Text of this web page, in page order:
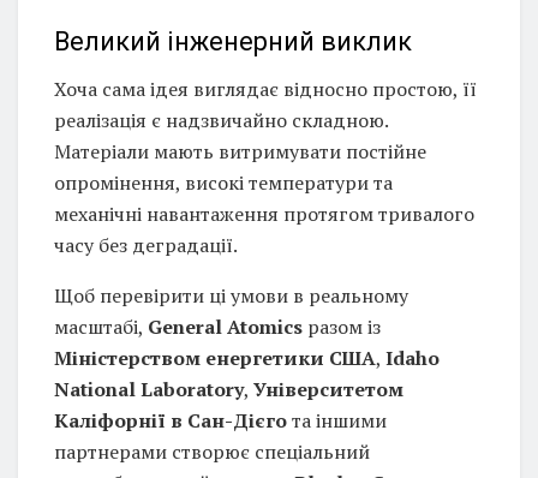
Великий інженерний виклик
Хоча сама ідея виглядає відносно простою, її
реалізація є надзвичайно складною.
Матеріали мають витримувати постійне
опромінення, високі температури та
механічні навантаження протягом тривалого
часу без деградації.
Щоб перевірити ці умови в реальному
масштабі, General Atomics разом із
Міністерством енергетики США, Idaho
National Laboratory, Університетом
Каліфорнії в Сан-Дієгота іншими
партнерами створює спеціальний